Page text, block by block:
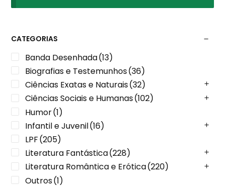
CATEGORIAS
Banda Desenhada(13)
Biografias e Testemunhos(36)
Ciências Exatas e Naturais(32)
Ciências Sociais e Humanas(102)
Humor(1)
Infantil e Juvenil(16)
LPF(205)
Literatura Fantástica(228)
Literatura Romântica e Erótica(220)
Outros(1)